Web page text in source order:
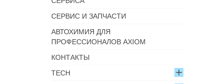
СЕРВИС И ЗАПЧАСТИ
АВТОХИМИЯ ДЛЯ
ПРОФЕССИОНАЛОВ AXIOM
КОНТАКТЫ
TECH